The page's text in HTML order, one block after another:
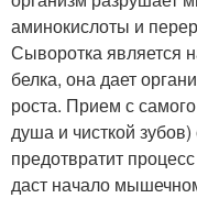
аминокислоты и
Сыворотка является
белка, она дает
роста. Прием с
душа и чисткой
предотвратит
даст начало